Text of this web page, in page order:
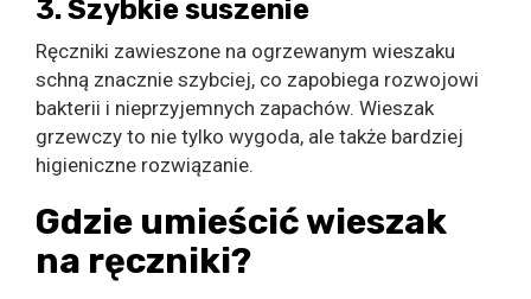
3. Szybkie suszenie
Ręczniki zawieszone na ogrzewanym wieszaku
schną znacznie szybciej, co zapobiega rozwojowi
bakterii i nieprzyjemnych zapachów. Wieszak
grzewczy to nie tylko wygoda, ale także bardziej
higieniczne rozwiązanie.
Gdzie umieścić wieszak
na ręczniki?